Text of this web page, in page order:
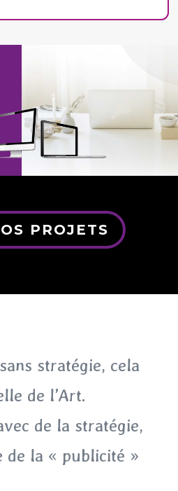
PROJETS
stratégie, cela
de l’Art.
de la stratégie,
de la « publicité »